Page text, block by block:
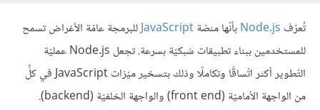
تُعرّف Node.jsبأنّها منصّةJavaScriptللبرمجة عامّة الأغراض تسمح
للمستخدمين ببناء تطبيقات شبكيّة بسرعة. تجعل Node.js عمليّة
التّطوير أكثر اتّساقًا وتكاملًا وذلك بتسخير ميّزات JavaScript في كلٍّ
من الواجهة الأماميّة (front end) والواجهة الخلفيّة (backend).